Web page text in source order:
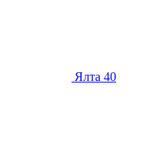
Ялта 40